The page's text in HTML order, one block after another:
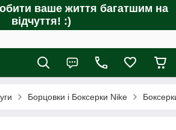
ваше життя багатшим на
відчуття! :)
Борцовки і Боксерки Nike